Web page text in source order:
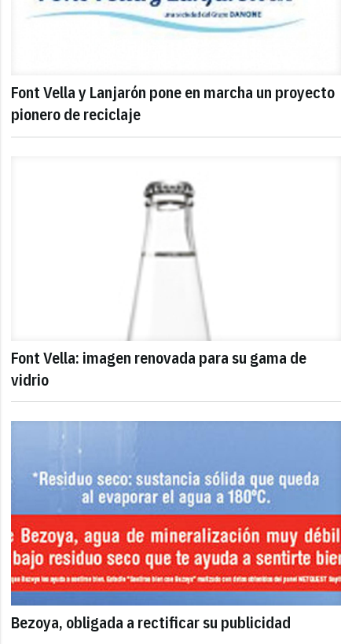
Font Vella y Lanjarón pone en marcha un proyecto
pionero de reciclaje
Font Vella: imagen renovada para su gama de
vidrio
Bezoya, obligada a rectificar su publicidad